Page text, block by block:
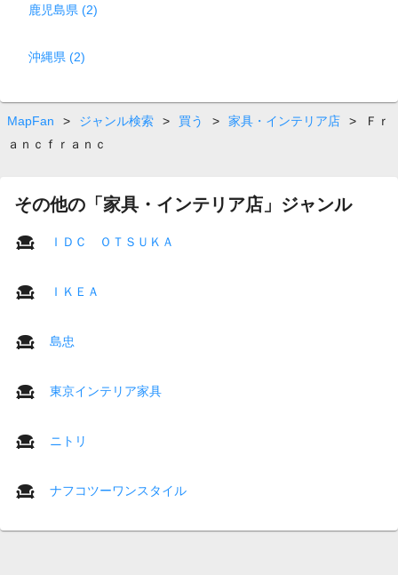
鹿児島県 (2)
沖縄県 (2)
MapFan > ジャンル検索 > 買う > 家具・インテリア店 >
Ｆｒ
ａｎｃｆｒａｎｃ
その他の「家具・インテリア店」ジャンル
ＩＤＣ ＯＴＳＵＫＡ
ＩＫＥＡ
島忠
東京インテリア家具
ニトリ
ナフコツーワンスタイル